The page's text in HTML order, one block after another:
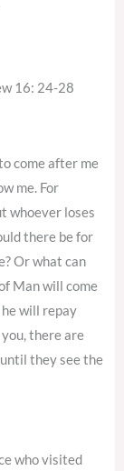
16: 24-28
come after me
me. For
whoever loses
there be for
Or what can
Man will come
he will repay
there are
they see the
who visited